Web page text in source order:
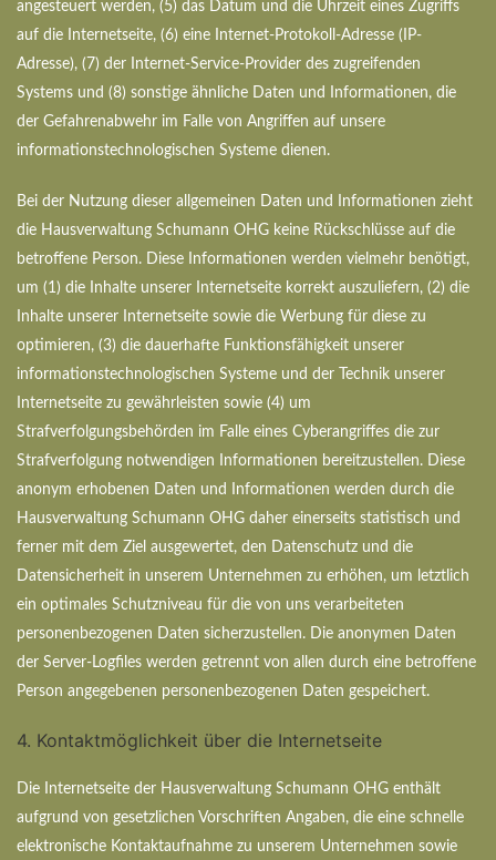
angesteuert werden, (5) das Datum und die Uhrzeit eines Zugriffs
auf die Internetseite, (6) eine Internet-Protokoll-Adresse (IP-
Adresse), (7) der Internet-Service-Provider des zugreifenden
Systems und (8) sonstige ähnliche Daten und Informationen, die
der Gefahrenabwehr im Falle von Angriffen auf unsere
informationstechnologischen Systeme dienen.
Bei der Nutzung dieser allgemeinen Daten und Informationen zieht
die Hausverwaltung Schumann OHG keine Rückschlüsse auf die
betroffene Person. Diese Informationen werden vielmehr benötigt,
um (1) die Inhalte unserer Internetseite korrekt auszuliefern, (2) die
Inhalte unserer Internetseite sowie die Werbung für diese zu
optimieren, (3) die dauerhafte Funktionsfähigkeit unserer
informationstechnologischen Systeme und der Technik unserer
Internetseite zu gewährleisten sowie (4) um
Strafverfolgungsbehörden im Falle eines Cyberangriffes die zur
Strafverfolgung notwendigen Informationen bereitzustellen. Diese
anonym erhobenen Daten und Informationen werden durch die
Hausverwaltung Schumann OHG daher einerseits statistisch und
ferner mit dem Ziel ausgewertet, den Datenschutz und die
Datensicherheit in unserem Unternehmen zu erhöhen, um letztlich
ein optimales Schutzniveau für die von uns verarbeiteten
personenbezogenen Daten sicherzustellen. Die anonymen Daten
der Server-Logfiles werden getrennt von allen durch eine betroffene
Person angegebenen personenbezogenen Daten gespeichert.
4. Kontaktmöglichkeit über die Internetseite
Die Internetseite der Hausverwaltung Schumann OHG enthält
aufgrund von gesetzlichen Vorschriften Angaben, die eine schnelle
elektronische Kontaktaufnahme zu unserem Unternehmen sowie